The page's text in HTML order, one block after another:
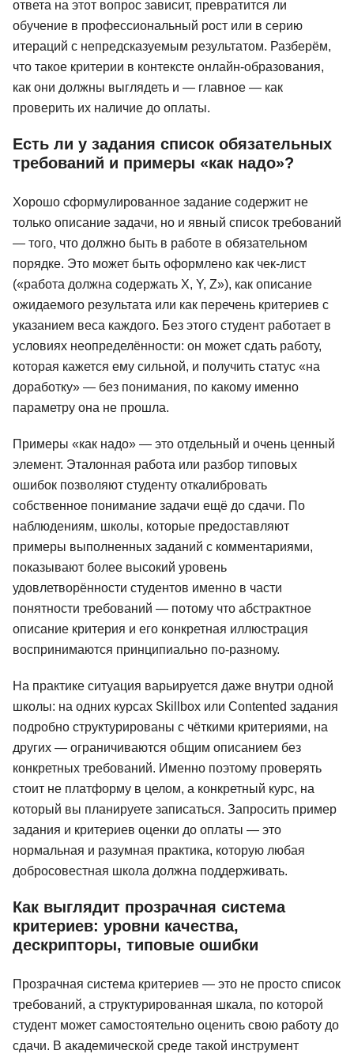
ответа на этот вопрос зависит, превратится ли
обучение в профессиональный рост или в серию
итераций с непредсказуемым результатом. Разберём,
что такое критерии в контексте онлайн-образования,
как они должны выглядеть и — главное — как
проверить их наличие до оплаты.
Есть ли у задания список обязательных
требований и примеры «как надо»?
Хорошо сформулированное задание содержит не
только описание задачи, но и явный список требований
— того, что должно быть в работе в обязательном
порядке. Это может быть оформлено как чек-лист
(«работа должна содержать X, Y, Z»), как описание
ожидаемого результата или как перечень критериев с
указанием веса каждого. Без этого студент работает в
условиях неопределённости: он может сдать работу,
которая кажется ему сильной, и получить статус «на
доработку» — без понимания, по какому именно
параметру она не прошла.
Примеры «как надо» — это отдельный и очень ценный
элемент. Эталонная работа или разбор типовых
ошибок позволяют студенту откалибровать
собственное понимание задачи ещё до сдачи. По
наблюдениям, школы, которые предоставляют
примеры выполненных заданий с комментариями,
показывают более высокий уровень
удовлетворённости студентов именно в части
понятности требований — потому что абстрактное
описание критерия и его конкретная иллюстрация
воспринимаются принципиально по-разному.
На практике ситуация варьируется даже внутри одной
школы: на одних курсах Skillbox или Contented задания
подробно структурированы с чёткими критериями, на
других — ограничиваются общим описанием без
конкретных требований. Именно поэтому проверять
стоит не платформу в целом, а конкретный курс, на
который вы планируете записаться. Запросить пример
задания и критериев оценки до оплаты — это
нормальная и разумная практика, которую любая
добросовестная школа должна поддерживать.
Как выглядит прозрачная система
критериев: уровни качества,
дескрипторы, типовые ошибки
Прозрачная система критериев — это не просто список
требований, а структурированная шкала, по которой
студент может самостоятельно оценить свою работу до
сдачи. В академической среде такой инструмент